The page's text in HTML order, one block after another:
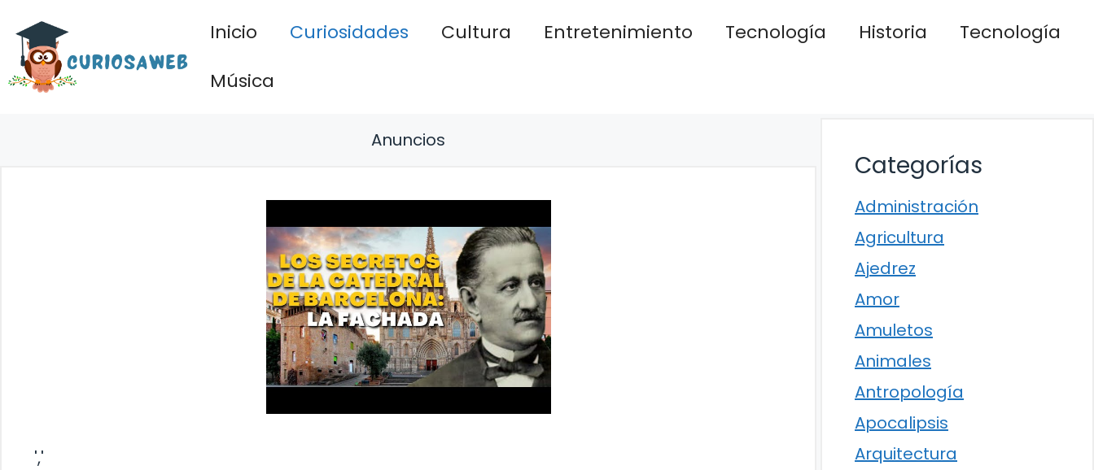
contenido
Inicio Curiosidades Cultura Entretenimiento Tecnología Historia
Tecnología
Música
Anuncios
','
Categorías
Administración
Agricultura
Ajedrez
Amor
Amuletos
Animales
Antropología
Apocalipsis
Arquitectura